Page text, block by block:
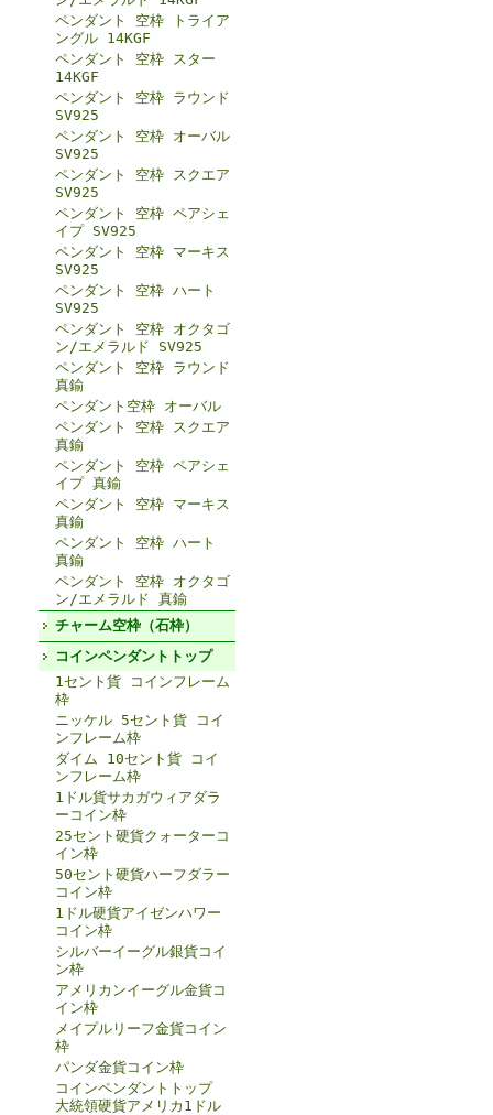
ペンダント 空枠 トライア
ングル 14KGF
ペンダント 空枠 スター
14KGF
ペンダント 空枠 ラウンド
SV925
ペンダント 空枠 オーバル
SV925
ペンダント 空枠 スクエア
SV925
ペンダント 空枠 ペアシェ
イプ SV925
ペンダント 空枠 マーキス
SV925
ペンダント 空枠 ハート
SV925
ペンダント 空枠 オクタゴ
ン/エメラルド SV925
ペンダント 空枠 ラウンド
真鍮
ペンダント空枠 オーバル
ペンダント 空枠 スクエア
真鍮
ペンダント 空枠 ペアシェ
イプ 真鍮
ペンダント 空枠 マーキス
真鍮
ペンダント 空枠 ハート
真鍮
ペンダント 空枠 オクタゴ
ン/エメラルド 真鍮
チャーム空枠（石枠）
コインペンダントトップ
1セント貨 コインフレーム
枠
ニッケル 5セント貨 コイ
ンフレーム枠
ダイム 10セント貨 コイ
ンフレーム枠
1ドル貨サカガウィアダラ
ーコイン枠
25セント硬貨クォーターコ
イン枠
50セント硬貨ハーフダラー
コイン枠
1ドル硬貨アイゼンハワー
コイン枠
シルバーイーグル銀貨コイ
ン枠
アメリカンイーグル金貨コ
イン枠
メイプルリーフ金貨コイン
枠
パンダ金貨コイン枠
コインペンダントトップ
大統領硬貨アメリカ1ドル